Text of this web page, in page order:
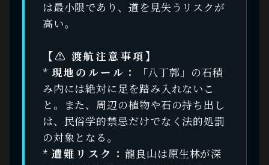
は最小限であり、道を見失うリスクが
高い。
【⚠ 渡航注意事項】
* 現地のルール：
「八丁郭」の石積
み内には絶対に足を踏み入れないこ
と。また、周辺の植物や石の持ち出し
は、民俗学的禁忌だけでなく法的処罰
の対象となる。
* 遭難リスク：龍良山は原生林が深